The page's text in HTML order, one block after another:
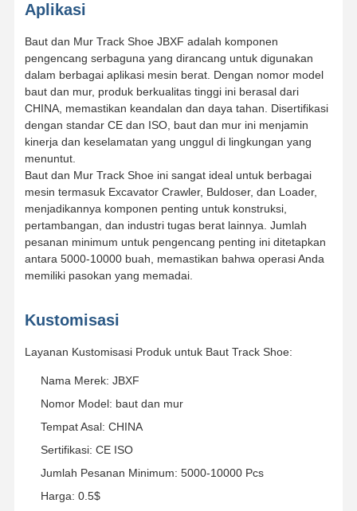
Aplikasi
Baut dan Mur Track Shoe JBXF adalah komponen
pengencang serbaguna yang dirancang untuk digunakan
dalam berbagai aplikasi mesin berat. Dengan nomor model
baut dan mur, produk berkualitas tinggi ini berasal dari
CHINA, memastikan keandalan dan daya tahan. Disertifikasi
dengan standar CE dan ISO, baut dan mur ini menjamin
kinerja dan keselamatan yang unggul di lingkungan yang
menuntut.
Baut dan Mur Track Shoe ini sangat ideal untuk berbagai
mesin termasuk Excavator Crawler, Buldoser, dan Loader,
menjadikannya komponen penting untuk konstruksi,
pertambangan, dan industri tugas berat lainnya. Jumlah
pesanan minimum untuk pengencang penting ini ditetapkan
antara 5000-10000 buah, memastikan bahwa operasi Anda
memiliki pasokan yang memadai.
Kustomisasi
Layanan Kustomisasi Produk untuk Baut Track Shoe:
Nama Merek: JBXF
Nomor Model: baut dan mur
Tempat Asal: CHINA
Sertifikasi: CE ISO
Jumlah Pesanan Minimum: 5000-10000 Pcs
Harga: 0.5$